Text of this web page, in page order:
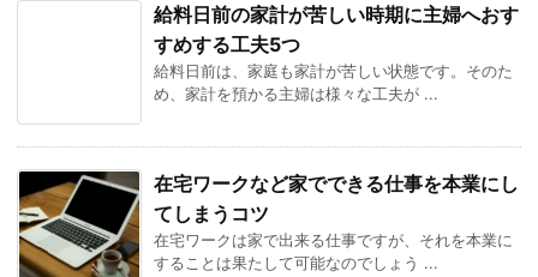
給料日前の家計が苦しい時期に主婦へおす
すめする工夫5つ
給料日前は、家庭も家計が苦しい状態です。そのた
め、家計を預かる主婦は様々な工夫が ...
在宅ワークなど家でできる仕事を本業にし
てしまうコツ
在宅ワークは家で出来る仕事ですが、それを本業に
することは果たして可能なのでしょう ...